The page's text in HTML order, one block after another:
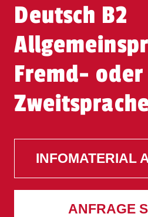
Deutsch B2
Fremd- oder
INFOMATERIAL
ANFRAGE